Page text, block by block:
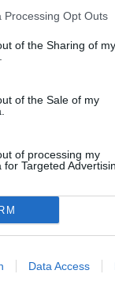
Processing Opt Outs
of the Sharing of my
of the Sale of my
of processing my
Targeted
Data Access